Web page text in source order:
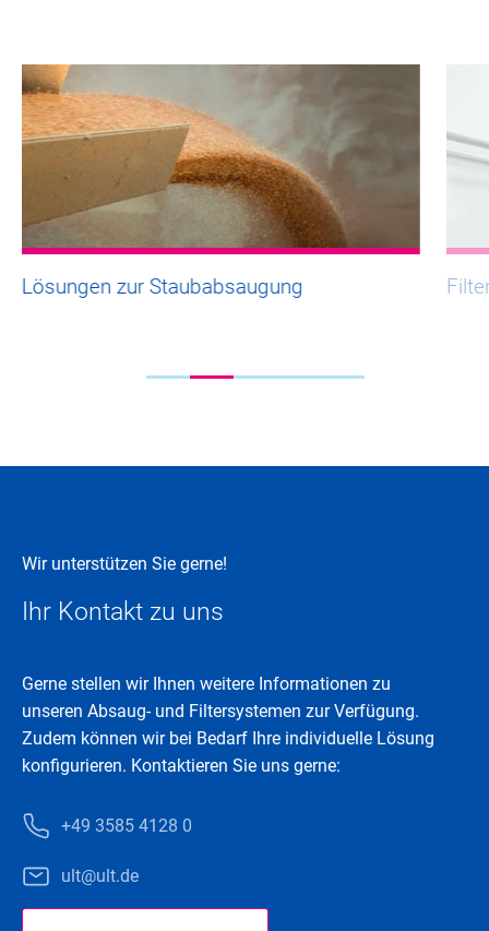
Lösungen zur Staubabsaugung
Wir unterstützen Sie gerne!
Ihr Kontakt zu uns
Gerne stellen wir Ihnen weitere Informationen zu
unseren Absaug- und Filtersystemen zur Verfügung.
Zudem können wir bei Bedarf Ihre individuelle Lösung
konfigurieren. Kontaktieren Sie uns gerne:
+49 3585 4128 0
ult@ult.de